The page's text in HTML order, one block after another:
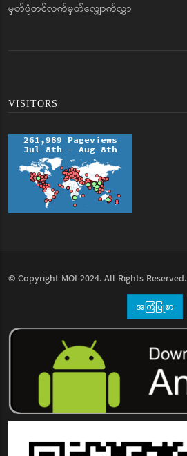
မှတ်ပုံတင်လက်မှတ်လျှောက်လွှာ
VISITORS
© Copyright MOI 2024. All Rights Reserved.
အကြံပြုစာ